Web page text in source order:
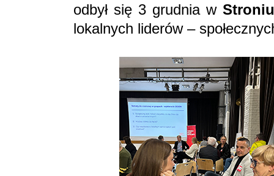
odbył się 3 grudnia w
lokalnych liderów –